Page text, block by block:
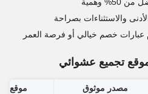
والاستثناءات بصراحة
عبارات خصم خيالي أو فرصة العمر
مصدر موثوق موقع